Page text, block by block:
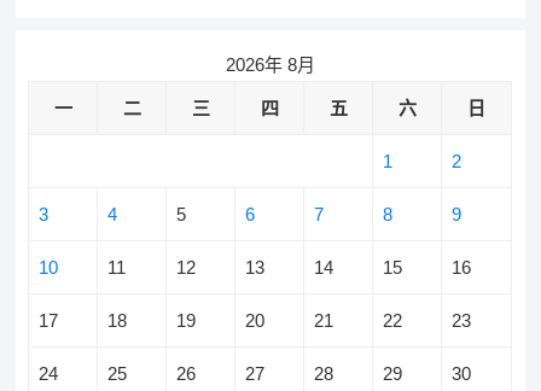
2026年 8月
一 二 三 四 五 六 日
1 2
3 4 5 6 7 8 9
10 11 12 13 14 15 16
17 18 19 20 21 22 23
24 25 26 27 28 29 30